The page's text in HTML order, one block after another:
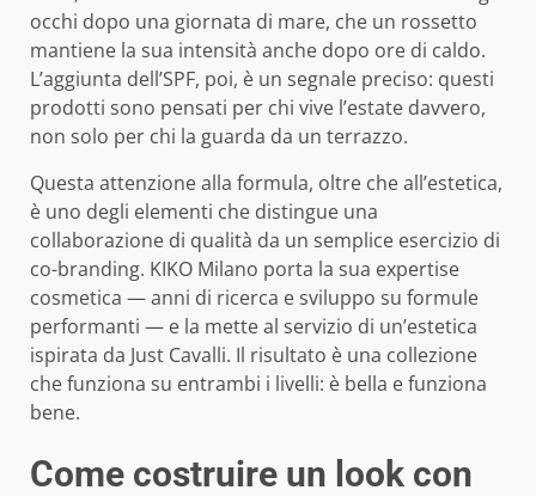
occhi dopo una giornata di mare, che un rossetto
mantiene la sua intensità anche dopo ore di caldo.
L’aggiunta dell’SPF, poi, è un segnale preciso: questi
prodotti sono pensati per chi vive l’estate davvero,
non solo per chi la guarda da un terrazzo.
Questa attenzione alla formula, oltre che all’estetica,
è uno degli elementi che distingue una
collaborazione di qualità da un semplice esercizio di
co-branding. KIKO Milano porta la sua expertise
cosmetica — anni di ricerca e sviluppo su formule
performanti — e la mette al servizio di un’estetica
ispirata da Just Cavalli. Il risultato è una collezione
che funziona su entrambi i livelli: è bella e funziona
bene.
Come costruire un look con